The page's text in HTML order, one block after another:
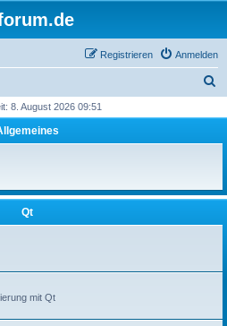
Anmelden
Registrieren
h
8. August 2026 09:51
Qt
mit Qt